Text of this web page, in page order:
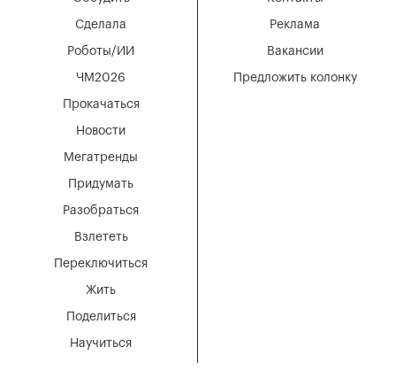
Мегатренды
Придумать
Разобраться
Взлететь
Новости
Переключиться
Жить
Поделиться
Научиться
Сделала
Роботы/ИИ
ЧМ2026
Прокачаться
Вакансии
Реклама
Предложить колонку